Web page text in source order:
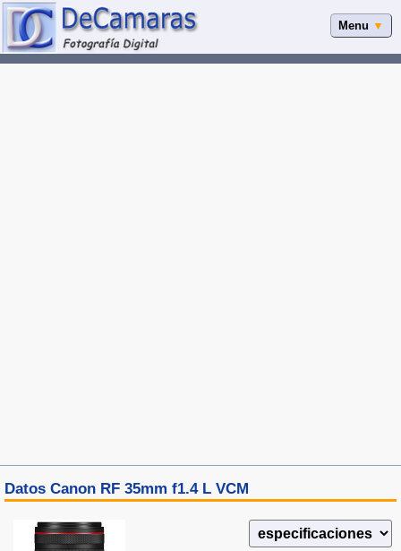
Menu ▼
Datos Canon RF 35mm f1.4 L VCM